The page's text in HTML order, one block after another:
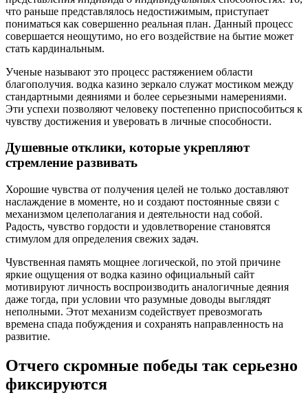
что раньше представлялось недостижимым, приступает
пониматься как совершенно реальная план. Данный процесс
совершается неощутимо, но его воздействие на бытие может
стать кардинальным.
Ученые называют это процесс растяжением области
благополучия. водка казино зеркало служат мостиком между
стандартными деяниями и более серьезными намерениями.
Эти успехи позволяют человеку постепенно приспособиться к
чувству достижения и уверовать в личные способности.
Душевные отклики, которые укрепляют
стремление развивать
Хорошие чувства от получения целей не только доставляют
наслаждение в моменте, но и создают постоянные связи с
механизмом целеполагания и деятельности над собой.
Радость, чувство гордости и удовлетворение становятся
стимулом для определения свежих задач.
Чувственная память мощнее логической, по этой причине
яркие ощущения от водка казино официальный сайт
мотивируют личность воспроизводить аналогичные деяния
даже тогда, при условии что разумные доводы выглядят
неполными. Этот механизм содействует превозмогать
времена спада побуждения и сохранять направленность на
развитие.
Отчего скромные победы так серьезно
фиксируются